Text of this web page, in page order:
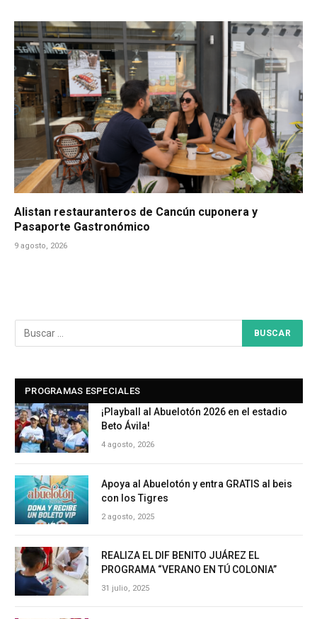
Alistan restauranteros de Cancún cuponera y
Pasaporte Gastronómico
9 agosto, 2026
PROGRAMAS ESPECIALES
¡Playball al Abuelotón 2026 en el estadio
Beto Ávila!
4 agosto, 2026
Apoya al Abuelotón y entra GRATIS al beis
con los Tigres
2 agosto, 2025
REALIZA EL DIF BENITO JUÁREZ EL
PROGRAMA “VERANO EN TÚ COLONIA”
31 julio, 2025